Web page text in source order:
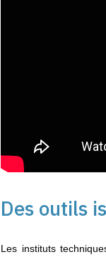
Des outils
Les instituts